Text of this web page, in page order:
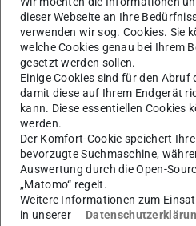
Zeitlich veränderliche
Induktionsgesetz
Induktivitäten
Magnetische Energie und
Voraussetzungen:
Elektrotechnik und
Form der Prüfungsleistung:
schriftliche Prüfung
Literaturhinweise:
dieser Webseite an Ihre
verwenden wir sog. Cookies. Sie
welche Cookies genau bei Ihrem
gesetzt werden sollen.
Einige Cookies sind für den Abruf
damit diese auf Ihrem Endgerät
kann. Diese essentiellen Cookies
werden.
Der Komfort-Cookie speichert
bevorzugte Suchmaschine,
Auswertung durch die Open-
„Matomo“ regelt.
Weitere Informationen zum
in unserer